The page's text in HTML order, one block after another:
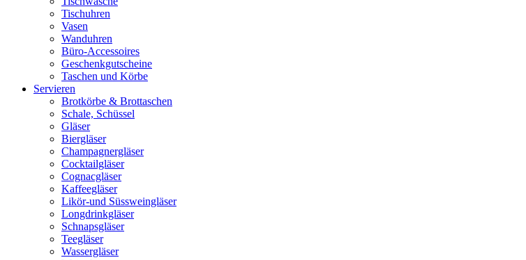
Tischuhren
Vasen
Wanduhren
Büro-Accessoires
Geschenkgutscheine
Taschen und Körbe
Servieren
Brotkörbe & Brottaschen
Schale, Schüssel
Gläser
Biergläser
Champagnergläser
Cocktailgläser
Cognacgläser
Kaffeegläser
Likör-und Süssweingläser
Longdrinkgläser
Schnapsgläser
Teegläser
Wassergläser